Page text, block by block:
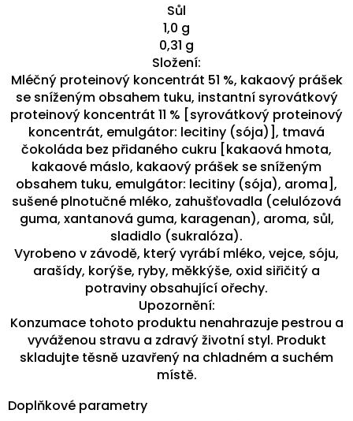
Sůl
1,0 g
0,31 g
Složení:
Mléčný proteinový koncentrát 51 %, kakaový prášek
se sníženým obsahem tuku, instantní syrovátkový
proteinový koncentrát 11 % [syrovátkový proteinový
koncentrát, emulgátor: lecitiny (sója)], tmavá
čokoláda bez přidaného cukru [kakaová hmota,
kakaové máslo, kakaový prášek se sníženým
obsahem tuku, emulgátor: lecitiny (sója), aroma],
sušené plnotučné mléko, zahušťovadla (celulózová
guma, xantanová guma, karagenan), aroma, sůl,
sladidlo (sukralóza).
Vyrobeno v závodě, který vyrábí mléko, vejce, sóju,
arašídy, korýše, ryby, měkkýše, oxid siřičitý a
potraviny obsahující ořechy.
Upozornění:
Konzumace tohoto produktu nenahrazuje pestrou a
vyváženou stravu a zdravý životní styl. Produkt
skladujte těsně uzavřený na chladném a suchém
místě.
Doplňkové parametry